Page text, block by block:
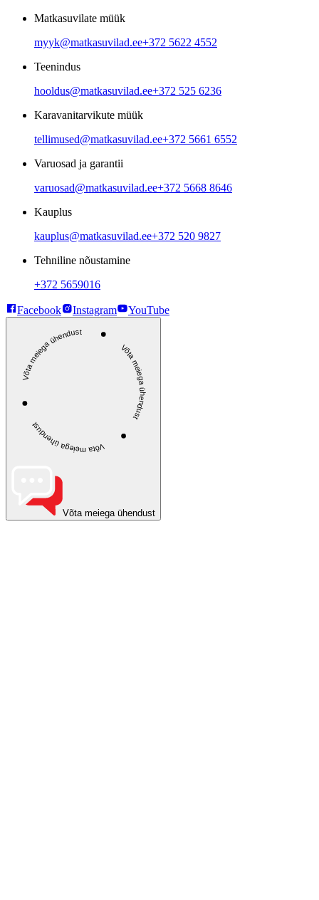
Matkasuvilate müük
myyk@matkasuvilad.ee+372 5622 4552
Teenindus
hooldus@matkasuvilad.ee+372 525 6236
Karavanitarvikute müük
tellimused@matkasuvilad.ee+372 5661 6552
Varuosad ja garantii
varuosad@matkasuvilad.ee+372 5668 8646
Kauplus
kauplus@matkasuvilad.ee+372 520 9827
Tehniline nõustamine
+372 5659016
Facebook Instagram YouTube
Võta meiega ühendust Võta meiega ühendust
Võta meiega ühendust
Võta meiega ühendust